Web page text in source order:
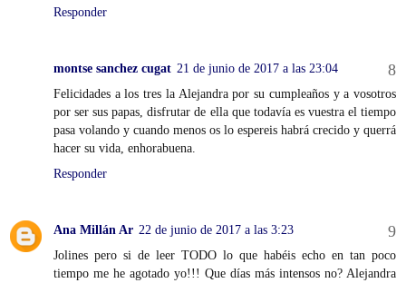
Responder
montse sanchez cugat 21 de junio de 2017 a las 23:04
Felicidades a los tres la Alejandra por su cumpleaños y a vosotros
por ser sus papas, disfrutar de ella que todavía es vuestra el tiempo
pasa volando y cuando menos os lo espereis habrá crecido y querrá
hacer su vida, enhorabuena.
Responder
Ana Millán Ar 22 de junio de 2017 a las 3:23
Jolines pero si de leer TODO lo que habéis echo en tan poco
tiempo me he agotado yo!!! Que días más intensos no? Alejandra